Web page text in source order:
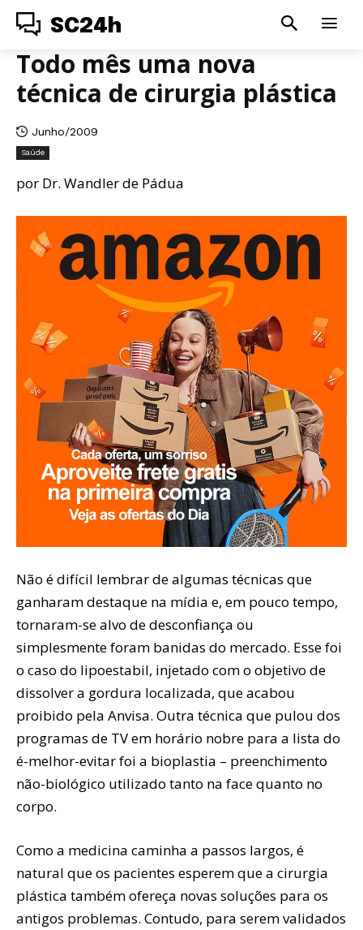
SC24h
Todo mês uma nova
técnica de cirurgia plástica
Junho/2009
Saúde
por Dr. Wandler de Pádua
Não é difícil lembrar de algumas técnicas que
ganharam destaque na mídia e, em pouco tempo,
tornaram-se alvo de desconfiança ou
simplesmente foram banidas do mercado. Esse foi
o caso do lipoestabil, injetado com o objetivo de
dissolver a gordura localizada, que acabou
proibido pela Anvisa. Outra técnica que pulou dos
programas de TV em horário nobre para a lista do
é-melhor-evitar foi a bioplastia – preenchimento
não-biológico utilizado tanto na face quanto no
corpo.
Como a medicina caminha a passos largos, é
natural que os pacientes esperem que a cirurgia
plástica também ofereça novas soluções para os
antigos problemas. Contudo, para serem validados